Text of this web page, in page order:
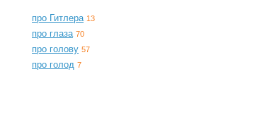
про Гитлера 13
про глаза 70
про голову 57
про голод 7